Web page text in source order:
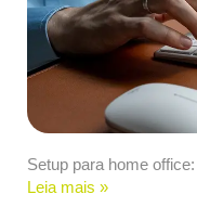
Setup para home
Leia mais »